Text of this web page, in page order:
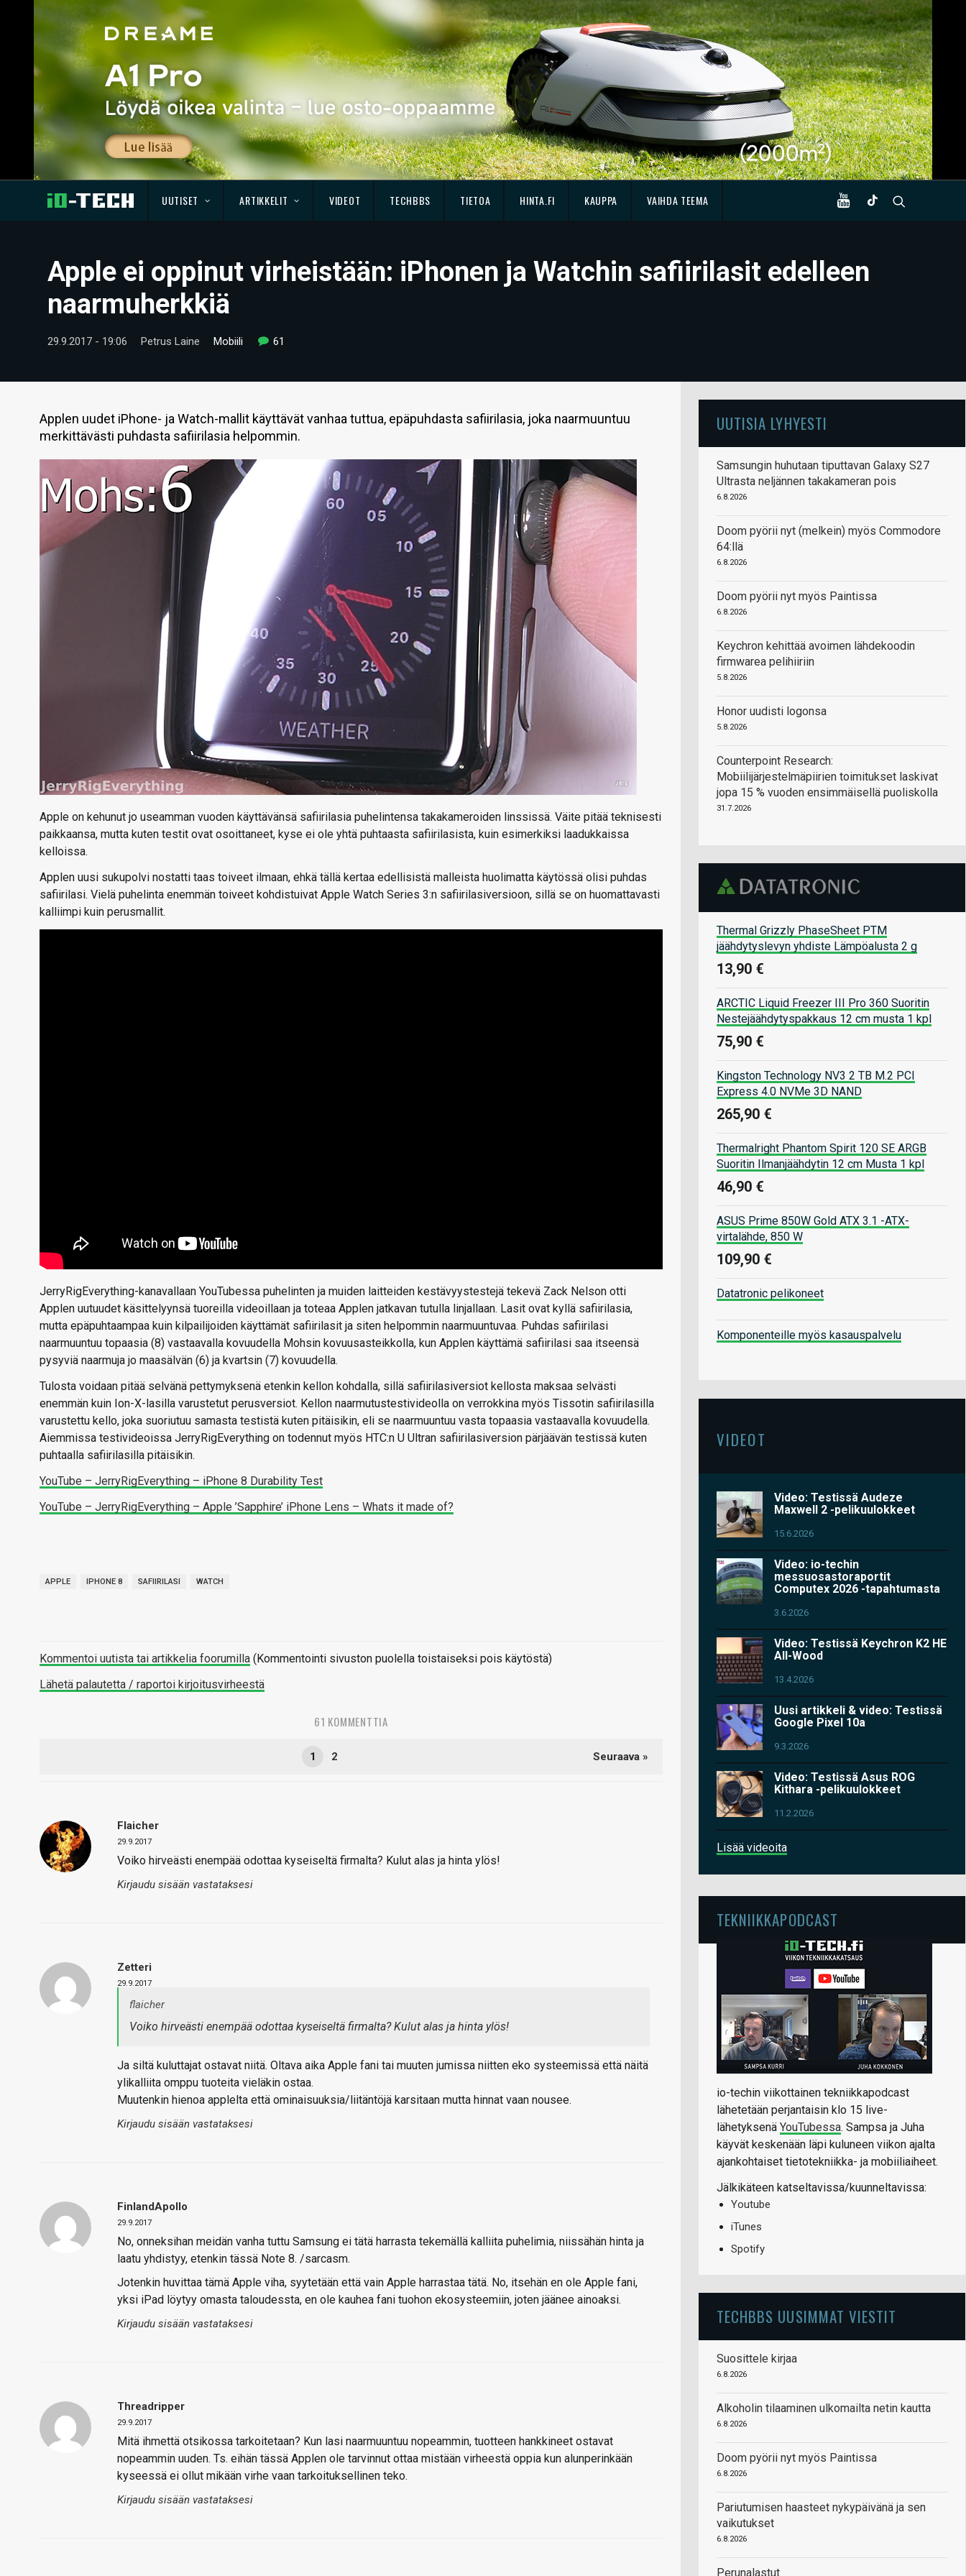
UUTISET ARTIKKELIT VIDEOT TECHBBS TIETOA HINTA.FI KAUPPA VAIHDA TEEMA
Apple ei oppinut virheistään: iPhonen ja Watchin safiirilasit edelleen
naarmuherkkiä
29.9.2017 - 19:06 Petrus Laine Mobiili 61
Applen uudet iPhone- ja Watch-mallit käyttävät vanhaa tuttua, epäpuhdasta safiirilasia, joka naarmuuntuu
merkittävästi puhdasta safiirilasia helpommin.
Apple on kehunut jo useamman vuoden käyttävänsä safiirilasia puhelintensa takakameroiden linssissä. Väite pitää teknisesti
paikkaansa, mutta kuten testit ovat osoittaneet, kyse ei ole yhtä puhtaasta safiirilasista, kuin esimerkiksi laadukkaissa
kelloissa.
Applen uusi sukupolvi nostatti taas toiveet ilmaan, ehkä tällä kertaa edellisistä malleista huolimatta käytössä olisi puhdas
safiirilasi. Vielä puhelinta enemmän toiveet kohdistuivat Apple Watch Series 3:n safiirilasiversioon, sillä se on huomattavasti
kalliimpi kuin perusmallit.
JerryRigEverything-kanavallaan YouTubessa puhelinten ja muiden laitteiden kestävyystestejä tekevä Zack Nelson otti
Applen uutuudet käsittelyynsä tuoreilla videoillaan ja toteaa Applen jatkavan tutulla linjallaan. Lasit ovat kyllä safiirilasia,
mutta epäpuhtaampaa kuin kilpailijoiden käyttämät safiirilasit ja siten helpommin naarmuuntuvaa. Puhdas safiirilasi
naarmuuntuu topaasia (8) vastaavalla kovuudella Mohsin kovuusasteikkolla, kun Applen käyttämä safiirilasi saa itseensä
pysyviä naarmuja jo maasälvän (6) ja kvartsin (7) kovuudella.
Tulosta voidaan pitää selvänä pettymyksenä etenkin kellon kohdalla, sillä safiirilasiversiot kellosta maksaa selvästi
enemmän kuin Ion-X-lasilla varustetut perusversiot. Kellon naarmutustestivideolla on verrokkina myös Tissotin safiirilasilla
varustettu kello, joka suoriutuu samasta testistä kuten pitäisikin, eli se naarmuuntuu vasta topaasia vastaavalla kovuudella.
Aiemmissa testivideoissa JerryRigEverything on todennut myös HTC:n U Ultran safiirilasiversion pärjäävän testissä kuten
puhtaalla safiirilasilla pitäisikin.
YouTube – JerryRigEverything – iPhone 8 Durability Test
YouTube – JerryRigEverything – Apple ’Sapphire’ iPhone Lens – Whats it made of?
APPLE IPHONE 8 SAFIIRILASI WATCH
Kommentoi uutista tai artikkelia foorumilla (Kommentointi sivuston puolella toistaiseksi pois käytöstä)
Lähetä palautetta / raportoi kirjoitusvirheestä
61 KOMMENTTIA
1 2 Seuraava »
Flaicher
29.9.2017
Voiko hirveästi enempää odottaa kyseiseltä firmalta? Kulut alas ja hinta ylös!
Kirjaudu sisään vastataksesi
Zetteri
29.9.2017
flaicher
Voiko hirveästi enempää odottaa kyseiseltä firmalta? Kulut alas ja hinta ylös!
Ja siltä kuluttajat ostavat niitä. Oltava aika Apple fani tai muuten jumissa niitten eko systeemissä että näitä
ylikalliita omppu tuoteita vieläkin ostaa.
Muutenkin hienoa applelta että ominaisuuksia/liitäntöjä karsitaan mutta hinnat vaan nousee.
Kirjaudu sisään vastataksesi
FinlandApollo
29.9.2017
No, onneksihan meidän vanha tuttu Samsung ei tätä harrasta tekemällä kalliita puhelimia, niissähän hinta ja
laatu yhdistyy, etenkin tässä Note 8. /sarcasm.
Jotenkin huvittaa tämä Apple viha, syytetään että vain Apple harrastaa tätä. No, itsehän en ole Apple fani,
yksi iPad löytyy omasta taloudessta, en ole kauhea fani tuohon ekosysteemiin, joten jäänee ainoaksi.
Kirjaudu sisään vastataksesi
Threadripper
29.9.2017
Mitä ihmettä otsikossa tarkoitetaan? Kun lasi naarmuuntuu nopeammin, tuotteen hankkineet ostavat
nopeammin uuden. Ts. eihän tässä Applen ole tarvinnut ottaa mistään virheestä oppia kun alunperinkään
kyseessä ei ollut mikään virhe vaan tarkoituksellinen teko.
Kirjaudu sisään vastataksesi
UUTISIA LYHYESTI
Samsungin huhutaan tiputtavan Galaxy S27
Ultrasta neljännen takakameran pois
6.8.2026
Doom pyörii nyt (melkein) myös Commodore
64:llä
6.8.2026
Doom pyörii nyt myös Paintissa
6.8.2026
Keychron kehittää avoimen lähdekoodin
firmwarea pelihiiriin
5.8.2026
Honor uudisti logonsa
5.8.2026
Counterpoint Research:
Mobiilijärjestelmäpiirien toimitukset laskivat
jopa 15 % vuoden ensimmäisellä puoliskolla
31.7.2026
Thermal Grizzly PhaseSheet PTM
jäähdytyslevyn yhdiste Lämpöalusta 2 g
13,90 €
ARCTIC Liquid Freezer III Pro 360 Suoritin
Nestejäähdytyspakkaus 12 cm musta 1 kpl
75,90 €
Kingston Technology NV3 2 TB M.2 PCI
Express 4.0 NVMe 3D NAND
265,90 €
Thermalright Phantom Spirit 120 SE ARGB
Suoritin Ilmanjäähdytin 12 cm Musta 1 kpl
46,90 €
ASUS Prime 850W Gold ATX 3.1 -ATX-
virtalähde, 850 W
109,90 €
Datatronic pelikoneet
Komponenteille myös kasauspalvelu
VIDEOT
Video: Testissä Audeze
Maxwell 2 -pelikuulokkeet
15.6.2026
Video: io-techin
messuosastoraportit
Computex 2026 -tapahtumasta
3.6.2026
Video: Testissä Keychron K2 HE
All-Wood
13.4.2026
Uusi artikkeli & video: Testissä
Google Pixel 10a
9.3.2026
Video: Testissä Asus ROG
Kithara -pelikuulokkeet
11.2.2026
Lisää videoita
TEKNIIKKAPODCAST
io-techin viikottainen tekniikkapodcast
lähetetään perjantaisin klo 15 live-
lähetyksenä YouTubessa. Sampsa ja Juha
käyvät keskenään läpi kuluneen viikon ajalta
ajankohtaiset tietotekniikka- ja mobiiliaiheet.
Jälkikäteen katseltavissa/kuunneltavissa:
Youtube
iTunes
Spotify
TECHBBS UUSIMMAT VIESTIT
Suosittele kirjaa
6.8.2026
Alkoholin tilaaminen ulkomailta netin kautta
6.8.2026
Doom pyörii nyt myös Paintissa
6.8.2026
Pariutumisen haasteet nykypäivänä ja sen
vaikutukset
6.8.2026
Perunalastut